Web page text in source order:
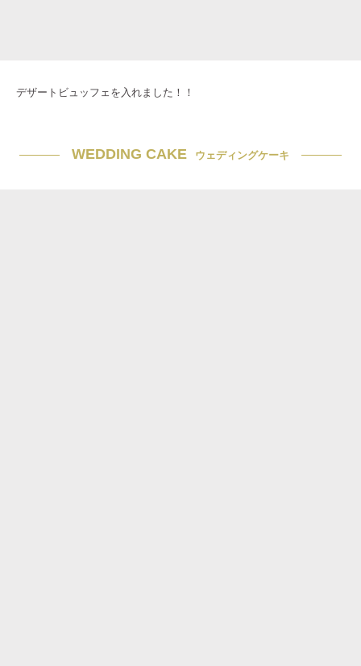
デザートビュッフェを入れました！！
WEDDING CAKE ウェディングケーキ